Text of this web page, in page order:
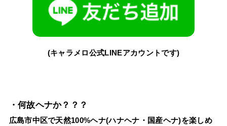
(キャラメロ公式LINEアカウントです)
・何故ヘナか？？？
広島市中区で天然100%ヘナ(ハナヘナ・国産ヘナ)を楽しめ